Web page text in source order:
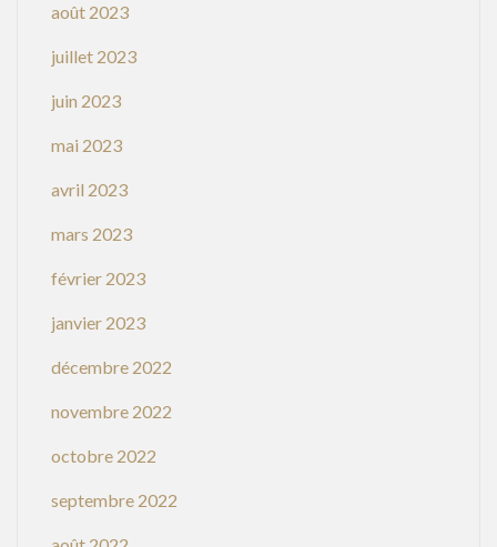
août 2023
juillet 2023
juin 2023
mai 2023
avril 2023
mars 2023
février 2023
janvier 2023
décembre 2022
novembre 2022
octobre 2022
septembre 2022